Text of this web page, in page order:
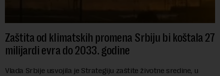
Zaštita od klimatskih promena Srbiju bi koštala 27
milijardi evra do 2033. godine
Vlada Srbije usvojila je Strategiju zaštite životne sredine, u